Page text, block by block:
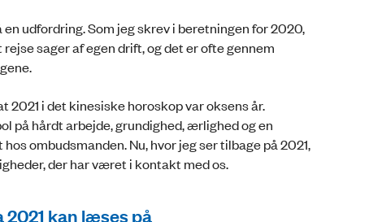
udfordring. Som jeg skrev i beretningen for 2020,
sager af egen drift, og det er ofte gennem
i det kinesiske horoskop var oksens år.
på hårdt arbejde, grundighed, ærlighed og en
ombudsmanden. Nu, hvor jeg ser tilbage på 2021,
der har været i kontakt med os.
kan læses på